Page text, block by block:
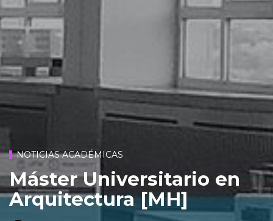
NOTICIAS ACADÉMICAS
Máster Universitario en
Arquitectura [MH]